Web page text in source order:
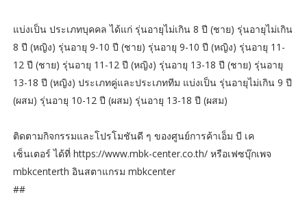
แบ่งเป็น ประเภทบุคคล ได้แก่ รุ่นอายุไม่เกิน 8 ปี (ชาย) รุ่นอายุไม่เกิน
8 ปี (หญิง) รุ่นอายุ 9-10 ปี (ชาย) รุ่นอายุ 9-10 ปี (หญิง) รุ่นอายุ 11-
12 ปี (ชาย) รุ่นอายุ 11-12 ปี (หญิง) รุ่นอายุ 13-18 ปี (ชาย) รุ่นอายุ
13-18 ปี (หญิง) ประเภทคู่และประเภททีม แบ่งเป็น รุ่นอายุไม่เกิน 9 ปี
(ผสม) รุ่นอายุ 10-12 ปี (ผสม) รุ่นอายุ 13-18 ปี (ผสม)
ติดตามกิจกรรมและโปรโมชันดี ๆ ของศูนย์การค้าเอ็ม บี เค
เซ็นเตอร์ ได้ที่ https://www.mbk-center.co.th/ หรือเฟซบุ๊กเพจ
mbkcenterth อินสตาแกรม mbkcenter
##